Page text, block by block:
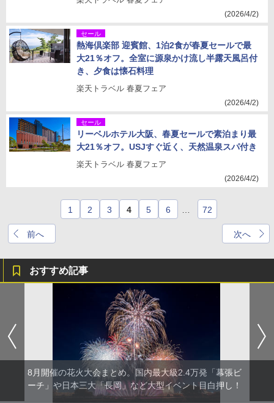
(2026/4/2)
セール
熱海倶楽部 迎賓館、1泊2食が春夏セールで最
大21％オフ。全室に源泉かけ流し半露天風呂付
き、夕食は懐石料理
楽天トラベル 春夏フェア
(2026/4/2)
セール
リーベルホテル大阪、春夏セールで素泊まり最
大21％オフ。USJすぐ近く、天然温泉スパ付き
楽天トラベル 春夏フェア
(2026/4/2)
前へ
1 2 3 4 5 6 72
次へ
おすすめ記事
8月開催の花火大会まとめ。国内最大級2.4万発「幕張ビ
ーチ」や日本三大「長岡」など大型イベント目白押し！